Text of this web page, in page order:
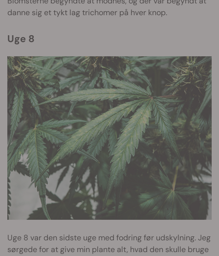
danne sig et tykt lag trichomer på hver knop.
Uge 8
Uge 8 var den sidste uge med fodring før udskylning. Jeg
sørgede for at give min plante alt, hvad den skulle bruge